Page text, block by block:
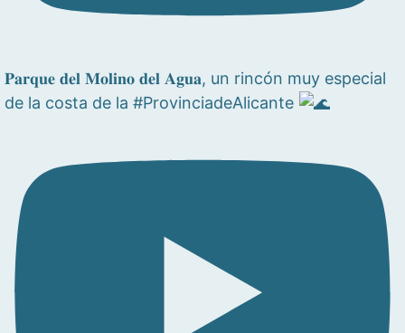
𝐏𝐚𝐫𝐪𝐮𝐞 𝐝𝐞𝐥 𝐌𝐨𝐥𝐢𝐧𝐨 𝐝𝐞𝐥 𝐀𝐠𝐮𝐚, un rincón muy especial
de la costa de la #ProvinciadeAlicante